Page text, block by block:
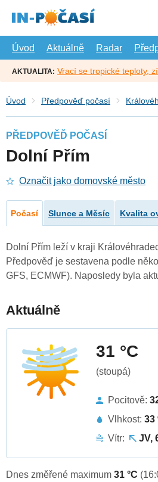
hlavní
Úvod
Aktuálně Radar
AKTUALITA: Vrací se tropické teploty,
Úvod Předpověď počasí
PŘEDPOVĚĎ POČASÍ
Dolní Přím
Označit jako domovské město
Počasí Slunce a Měsíc Kvalita
Dolní Přím leží v kraji
Předpověď je sestavena podle
GFS, ECMWF). Naposledy byla
Aktuálně
31 °C
(stoupá)
Pocitově:
Vlhkost: 33
Vítr:
JV,
Dnes změřené maximum 31 °C